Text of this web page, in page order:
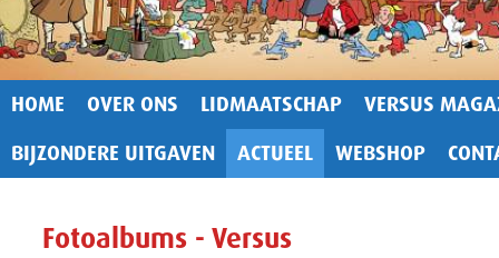
HOME OVER ONS LIDMAATSCHAP
VERSUS
BIJZONDERE UITGAVEN
ACTUEEL WEBSHOP
Fotoalbums - Versus